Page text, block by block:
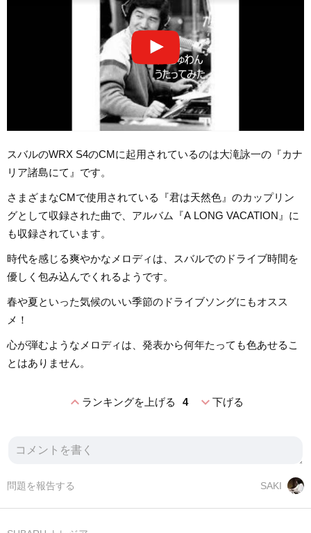
スバルのWRX S4のCMに起用されているのは大滝詠一の『カナ
リア諸島にて』です。
さまざまなCMで使用されている『君は天然色』のカップリン
グとして収録された曲で、アルバム『A LONG VACATION』に
も収録されています。
時代を感じる爽やかなメロディは、スバルでのドライブ時間を
優しく包み込んでくれるようです。
春や夏といった気候のいい季節のドライブソングにもオスス
メ！
心が弾むようなメロディは、発表から何年たっても色あせるこ
とはありません。
expand_lessランキングを上げる 4 expand_more下げる
SAKI
問題を報告する